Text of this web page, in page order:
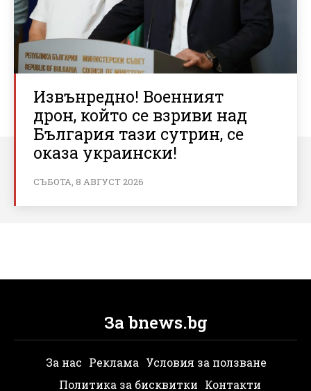
Извънредно! Военният
дрон, който се взриви над
България тази сутрин, се
оказа украински!
СЪБОТА, 8 АВГУСТ 2026
За bnews.bg
За нас Реклама Условия за ползване
Политика за бисквитки Контакти